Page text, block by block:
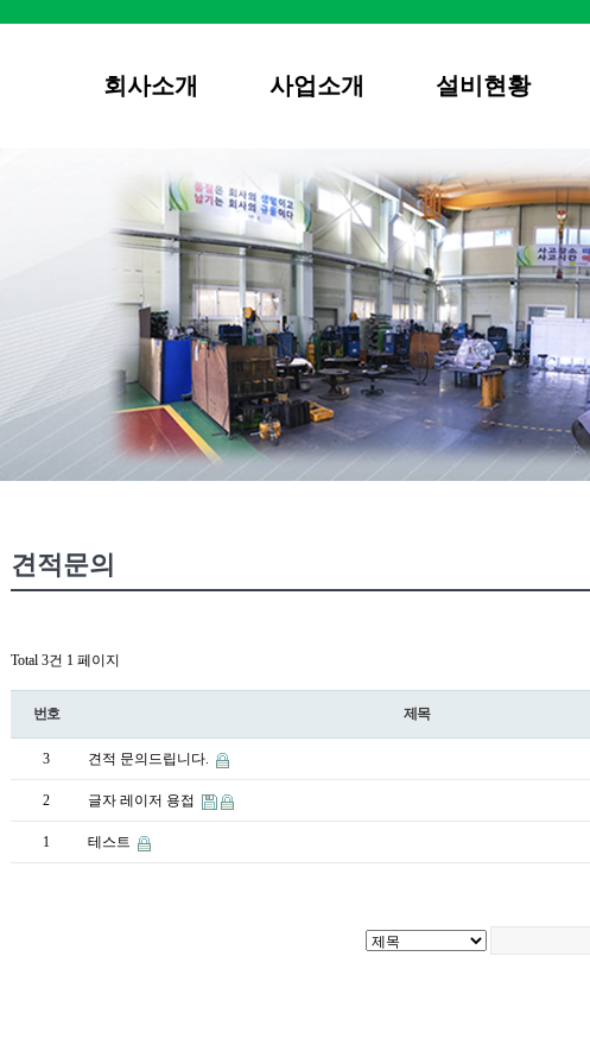
회사소개 사업소개 설비현황
견적문의
Total 3건 1 페이지
번호 제목
3 견적 문의드립니다.
2 글자 레이저 용접
1 테스트